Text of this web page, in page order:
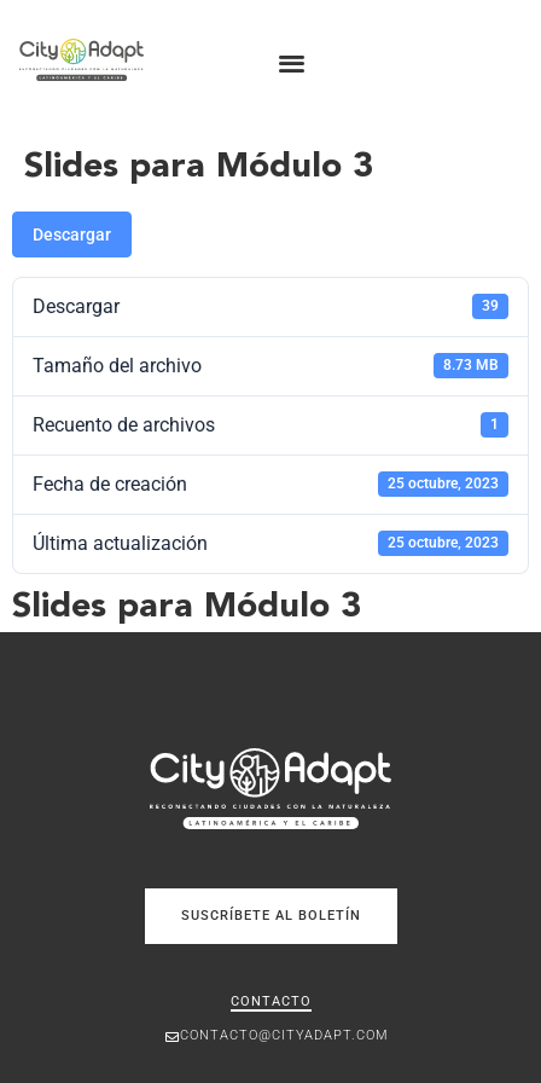
Slides para Módulo 3
Descargar
Descargar 39
Tamaño del archivo 8.73 MB
Recuento de archivos 1
Fecha de creación 25 octubre, 2023
Última actualización 25 octubre, 2023
Slides para Módulo 3
SUSCRÍBETE AL BOLETÍN
CONTACTO
CONTACTO@CITYADAPT.COM